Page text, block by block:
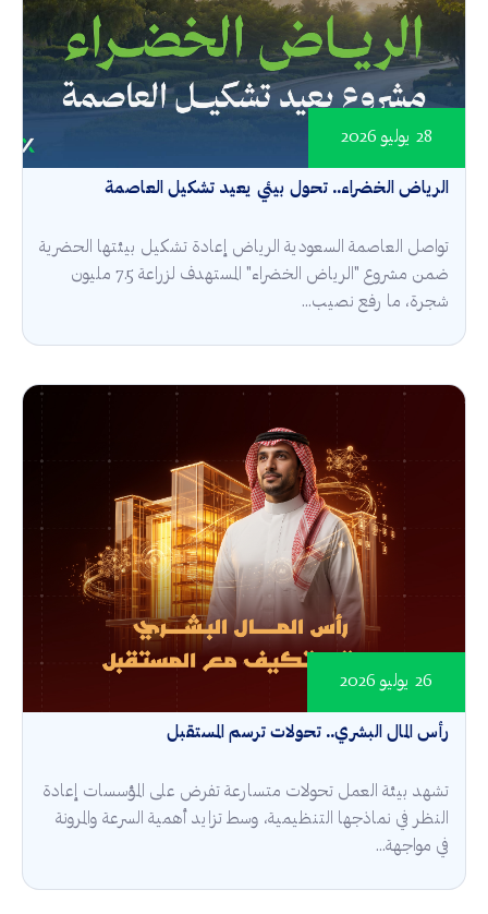
الرياض الخضراء.. تحول بيئي يعيد تشكيل العاصمة
28 يوليو 2026
تواصل العاصمة السعودية الرياض إعادة تشكيل بيئتها الحضرية
ضمن مشروع "الرياض الخضراء" المستهدف لزراعة 7.5 مليون
شجرة، ما رفع نصيب...
رأس المال البشري.. تحولات ترسم المستقبل
26 يوليو 2026
تشهد بيئة العمل تحولات متسارعة تفرض على المؤسسات إعادة
النظر في نماذجها التنظيمية، وسط تزايد أهمية السرعة والمرونة
في مواجهة...